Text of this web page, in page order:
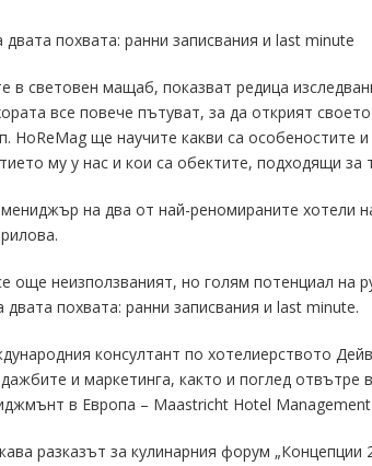
похвата: ранни записвания и last minute
в световен мащаб, показват редица
все повече пътуват, за да открият
HoReMag ще научите какви са особеностите
му у нас и кои са обектите, подходящи за
на два от най-реномираните хотели
още неизползваният, но голям потенциал на
похвата: ранни записвания и last minute.
консултант по хотелиерството
и маркетинга, както и поглед отвътре
в Европа – Maastricht Hotel Management
разказът за кулинарния форум